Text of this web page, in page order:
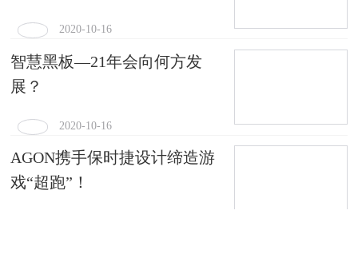
2020-10-16
智慧黑板—21年会向何方发
展？
2020-10-16
AGON携手保时捷设计缔造游
戏“超跑”！